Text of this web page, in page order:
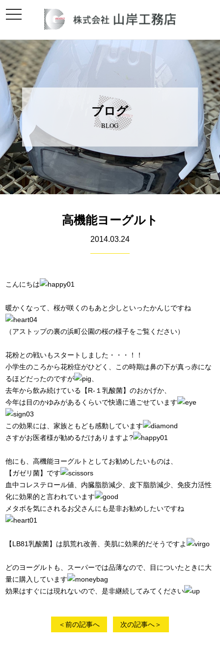
toggle
navigation
ブログ
BLOG
高機能ヨーグルト
2014.03.24
こんにちは
暖かくなって、桜が咲くのもあと少しといったかんじですね
（アストップの裏の浜町公園の桜の様子をご覧ください）
花粉との戦いもスタートしました・・・！！
小学生のころから花粉症がひどく、この時期は鼻の下が真っ赤にな
るほどだったのですが
去年から飲み続けている【R-１乳酸菌】のおかげか、
今年は目のかゆみがあるくらいで快適に過ごせています
この効果には、家族ともども感動しています
さすがお医者様が勧めるだけありますよ?
他にも、高機能ヨーグルトとしてお勧めしたいものは、
【ガゼリ菌】です
血中コレステロール値、内臓脂肪減少、皮下脂肪減少、免疫力活性
化に効果的と言われています
メタボを気にされるお父さんにも是非お勧めしたいですね
【LB81乳酸菌】は肌荒れ改善、美肌に効果的だそうですよ
どのヨーグルトも、スーパーでは品薄なので、目についたときに大
量に購入しています
効果はすぐには現れないので、是非継続してみてください
＜前の記事へ 次の記事へ＞